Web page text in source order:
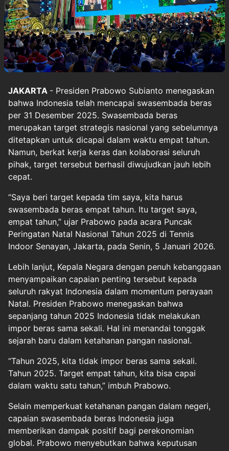
JAKARTA - Presiden Prabowo Subianto menegaskan
bahwa Indonesia telah mencapai swasembada beras
per 31 Desember 2025. Swasembada beras
merupakan target strategis nasional yang sebelumnya
ditetapkan untuk dicapai dalam waktu empat tahun.
Namun, berkat kerja keras dan kolaborasi seluruh
pihak, target tersebut berhasil diwujudkan jauh lebih
cepat.
“Saya beri target kepada tim saya, kita harus
swasembada beras empat tahun. Itu target saya,
empat tahun,” ujar Prabowo pada acara Puncak
Peringatan Natal Nasional Tahun 2025 di Tennis
Indoor Senayan, Jakarta, pada Senin, 5 Januari 2026.
Lebih lanjut, Kepala Negara dengan penuh kebanggaan
menyampaikan capaian penting tersebut kepada
seluruh rakyat Indonesia dalam momentum perayaan
Natal. Presiden Prabowo menegaskan bahwa
sepanjang tahun 2025 Indonesia tidak melakukan
impor beras sama sekali. Hal ini menandai tonggak
sejarah baru dalam ketahanan pangan nasional.
“Tahun 2025, kita tidak impor beras sama sekali.
Tahun 2025. Target empat tahun, kita bisa capai
dalam waktu satu tahun,” imbuh Prabowo.
Selain memperkuat ketahanan pangan dalam negeri,
capaian swasembada beras Indonesia juga
memberikan dampak positif bagi perekonomian
global. Prabowo menyebutkan bahwa keputusan